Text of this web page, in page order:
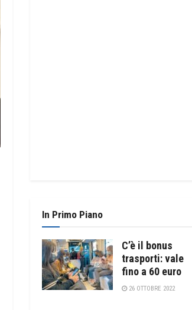
In Primo Piano
C’è il bonus
trasporti: vale
fino a 60 euro
26 OTTOBRE 2022